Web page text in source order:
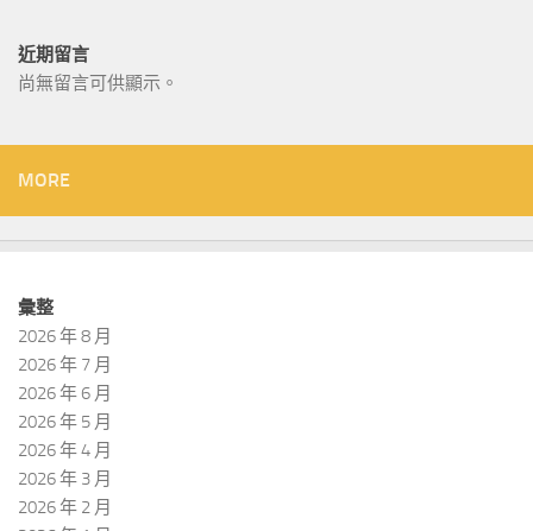
近期留言
尚無留言可供顯示。
MORE
彙整
2026 年 8 月
2026 年 7 月
2026 年 6 月
2026 年 5 月
2026 年 4 月
2026 年 3 月
2026 年 2 月